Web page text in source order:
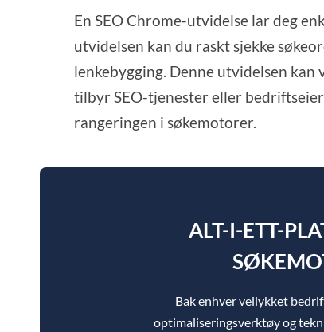
En SEO Chrome-utvidelse lar deg
utvidelsen kan du raskt sjekke
lenkebygging. Denne utvidelsen
tilbyr SEO-tjenester eller
rangeringen i søkemotorer.
ALT-I-ETT-
Bak enhver vellykket
optimaliseringsverktøy og